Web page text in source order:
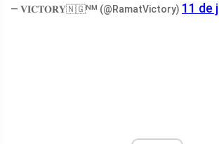
— 𝐕𝐈𝐂𝐓𝐎𝐑𝐘🇳🇬ᴺᴹ (@RamatVictory) 11 de